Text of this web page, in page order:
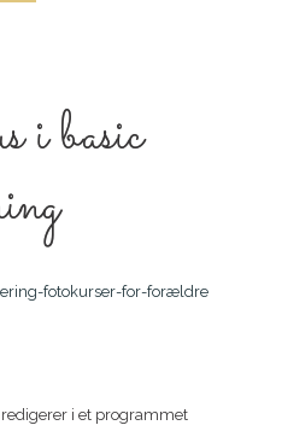
i basic
i et programmet